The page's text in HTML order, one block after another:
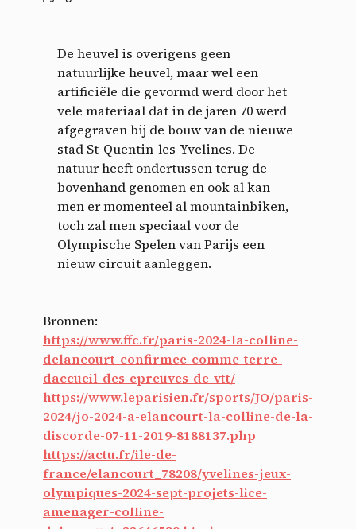
De heuvel is overigens geen
natuurlijke heuvel, maar wel een
artificiële die gevormd werd door het
vele materiaal dat in de jaren 70 werd
afgegraven bij de bouw van de nieuwe
stad St-Quentin-les-Yvelines. De
natuur heeft ondertussen terug de
bovenhand genomen en ook al kan
men er momenteel al mountainbiken,
toch zal men speciaal voor de
Olympische Spelen van Parijs een
nieuw circuit aanleggen.
Bronnen:
https://www.ffc.fr/paris-2024-la-colline-
delancourt-confirmee-comme-terre-
daccueil-des-epreuves-de-vtt/
https://www.leparisien.fr/sports/JO/paris-
2024/jo-2024-a-elancourt-la-colline-de-la-
discorde-07-11-2019-8188137.php
https://actu.fr/ile-de-
france/elancourt_78208/yvelines-jeux-
olympiques-2024-sept-projets-lice-
amenager-colline-